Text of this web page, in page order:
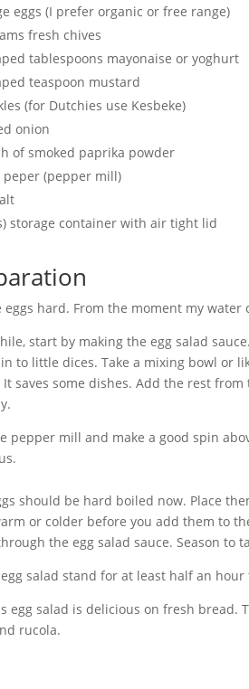
eggs (I prefer organic or free range)
fresh chives
tablespoons mayonaise or yoghurt
teaspoon mustard
(for Dutchies use Kesbeke)
onion
of smoked paprika powder
peper (pepper mill)
storage container with air tight lid
eggs hard. From the moment my water
start by making the egg salad
to little dices. Take a mixing bowl or
It saves some dishes. Add the rest
pepper mill and make a good spin
should be hard boiled now. Place
or colder before you add them to
the egg salad sauce. Season to
salad stand for at least half an
egg salad is delicious on fresh bread.
rucola.